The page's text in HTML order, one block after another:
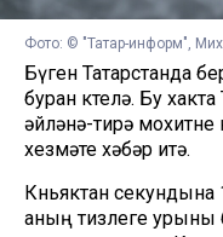
Фото: © "Татар-информ",
Бүген Татарстанда
буран көтелә. Бу
әйләнә-тирә мохитне
хезмәте хәбәр итә.
Көньяктан
аның тизлеге урыны